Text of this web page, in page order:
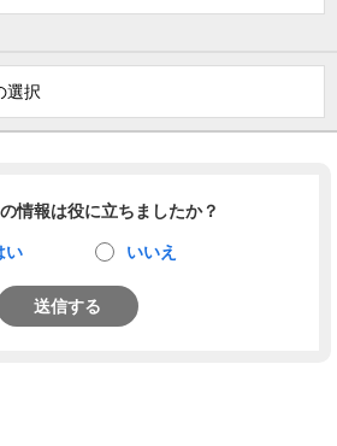
選択
情報は役に立ちましたか？
い いいえ
送信する